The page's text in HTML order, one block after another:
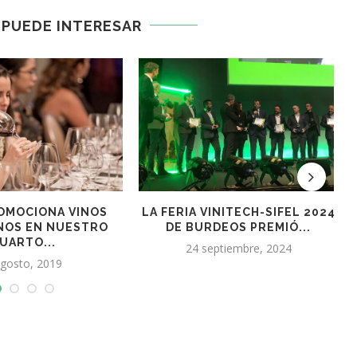
INTERESAR
COMERCIALES Y
NEGOCIOS 2019
julio, 2019
ARGENTINA PRESENTÓ 3.027
VINOS DE 135 BODEGAS...
22 marzo, 2023